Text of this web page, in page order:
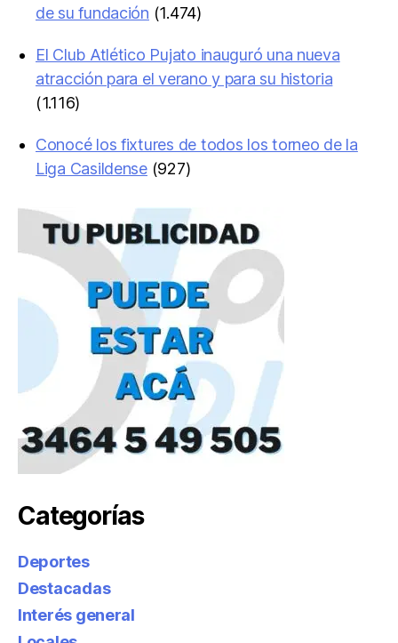
de su fundación (1.474)
El Club Atlético Pujato inauguró una nueva
atracción para el verano y para su historia
(1.116)
Conocé los fixtures de todos los torneo de la
Liga Casildense (927)
Categorías
Deportes
Destacadas
Interés general